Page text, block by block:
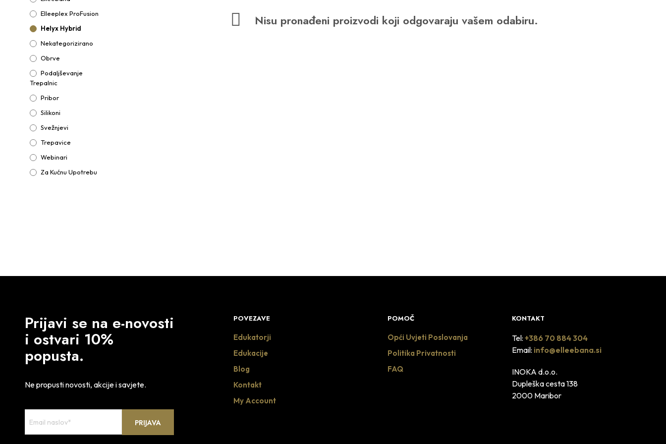
Elleeplex ProFusion
Helyx Hybrid
Nekategorizirano
Obrve
Podaljševanje
Trepalnic
Pribor
Silikoni
Svežnjevi
Trepavice
Webinari
Za Kućnu Upotrebu
Nisu pronađeni proizvodi koji odgovaraju vašem odabiru.
Prijavi se na e-novosti
i ostvari 10%
popusta.
Ne propusti novosti, akcije i savjete.
POVEZAVE
Edukatorji
Edukacije
Blog
Kontakt
My Account
POMOČ
Opći Uvjeti Poslovanja
Politika Privatnosti
FAQ
KONTAKT
Tel: +386 70 884 304
Email: info@elleebana.si
INOKA d.o.o.
Dupleška cesta 138
2000 Maribor